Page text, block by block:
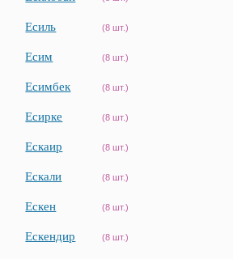
Есиль (8 шт.)
Есим (8 шт.)
Есимбек (8 шт.)
Есирке (8 шт.)
Ескаир (8 шт.)
Ескали (8 шт.)
Ескен (8 шт.)
Ескендир (8 шт.)